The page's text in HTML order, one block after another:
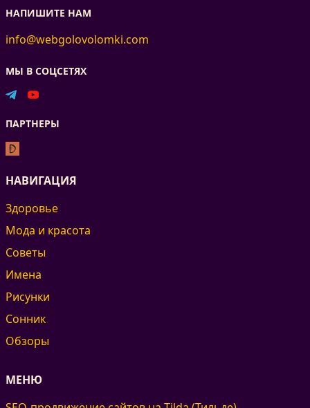
НАПИШИТЕ НАМ
info@webgolovolomki.com
МЫ В СОЦСЕТЯХ
ПАРТНЕРЫ
НАВИГАЦИЯ
Здоровье
Мода и красота
Советы
Имена
Рисунки
Сонник
Обзоры
МЕНЮ